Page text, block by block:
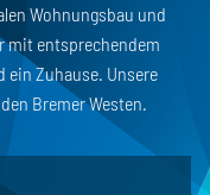
Wohnungsbau und
mit entsprechendem
ein Zuhause. Unsere
Bremer Westen.